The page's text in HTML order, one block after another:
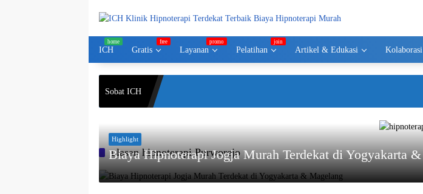
ICH Gratis Layanan Pelatihan Artikel & Edukasi Kolaborasi
Sobat ICH
ulasan hipnoterapi Purworejo
Highlight
Biaya Hipnoterapi Jogja Murah Terdekat di Yogyakarta